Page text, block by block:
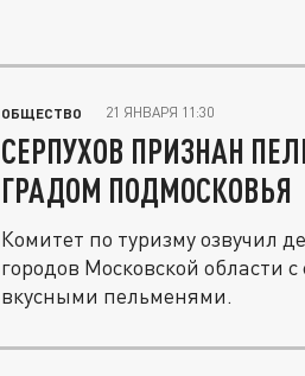
ОБЩЕСТВО 21 ЯНВАРЯ 11:30
СЕРПУХОВ ПРИЗНАН
ГРАДОМ ПОДМОСКОВЬЯ
Комитет по туризму озвучил
городов Московской области
вкусными пельменями.